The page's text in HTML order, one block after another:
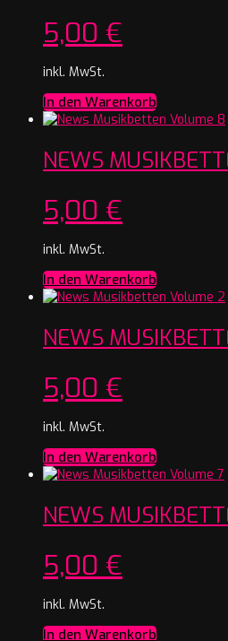
5,00 €
inkl. MwSt.
In den Warenkorb
NEWS
5,00 €
inkl. MwSt.
In den Warenkorb
NEWS
5,00 €
inkl. MwSt.
In den Warenkorb
NEWS
5,00 €
inkl. MwSt.
In den Warenkorb